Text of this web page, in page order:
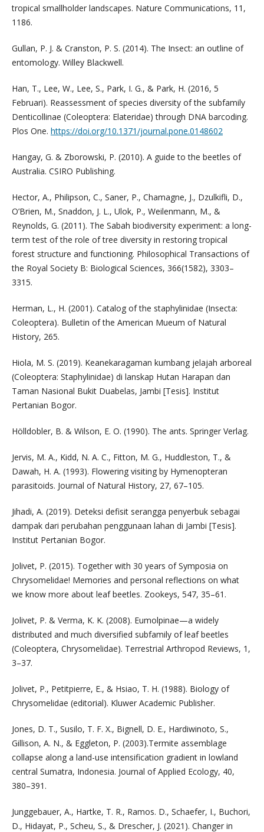
tropical smallholder landscapes. Nature Communications, 11,
1186.
Gullan, P. J. & Cranston, P. S. (2014). The Insect: an outline of
entomology. Willey Blackwell.
Han, T., Lee, W., Lee, S., Park, I. G., & Park, H. (2016, 5
Februari). Reassessment of species diversity of the subfamily
Denticollinae (Coleoptera: Elateridae) through DNA barcoding.
Plos One. https://doi.org/10.1371/journal.pone.0148602
Hangay, G. & Zborowski, P. (2010). A guide to the beetles of
Australia. CSIRO Publishing.
Hector, A., Philipson, C., Saner, P., Chamagne, J., Dzulkifli, D.,
O’Brien, M., Snaddon, J. L., Ulok, P., Weilenmann, M., &
Reynolds, G. (2011). The Sabah biodiversity experiment: a long-
term test of the role of tree diversity in restoring tropical
forest structure and functioning. Philosophical Transactions of
the Royal Society B: Biological Sciences, 366(1582), 3303–
3315.
Herman, L., H. (2001). Catalog of the staphylinidae (Insecta:
Coleoptera). Bulletin of the American Mueum of Natural
History, 265.
Hiola, M. S. (2019). Keanekaragaman kumbang jelajah arboreal
(Coleoptera: Staphylinidae) di lanskap Hutan Harapan dan
Taman Nasional Bukit Duabelas, Jambi [Tesis]. Institut
Pertanian Bogor.
Hölldobler, B. & Wilson, E. O. (1990). The ants. Springer Verlag.
Jervis, M. A., Kidd, N. A. C., Fitton, M. G., Huddleston, T., &
Dawah, H. A. (1993). Flowering visiting by Hymenopteran
parasitoids. Journal of Natural History, 27, 67–105.
Jihadi, A. (2019). Deteksi defisit serangga penyerbuk sebagai
dampak dari perubahan penggunaan lahan di Jambi [Tesis].
Institut Pertanian Bogor.
Jolivet, P. (2015). Together with 30 years of Symposia on
Chrysomelidae! Memories and personal reflections on what
we know more about leaf beetles. Zookeys, 547, 35–61.
Jolivet, P. & Verma, K. K. (2008). Eumolpinae—a widely
distributed and much diversified subfamily of leaf beetles
(Coleoptera, Chrysomelidae). Terrestrial Arthropod Reviews, 1,
3–37.
Jolivet, P., Petitpierre, E., & Hsiao, T. H. (1988). Biology of
Chrysomelidae (editorial). Kluwer Academic Publisher.
Jones, D. T., Susilo, T. F. X., Bignell, D. E., Hardiwinoto, S.,
Gillison, A. N., & Eggleton, P. (2003).Termite assemblage
collapse along a land-use intensification gradient in lowland
central Sumatra, Indonesia. Journal of Applied Ecology, 40,
380–391.
Junggebauer, A., Hartke, T. R., Ramos. D., Schaefer, I., Buchori,
D., Hidayat, P., Scheu, S., & Drescher, J. (2021). Changer in